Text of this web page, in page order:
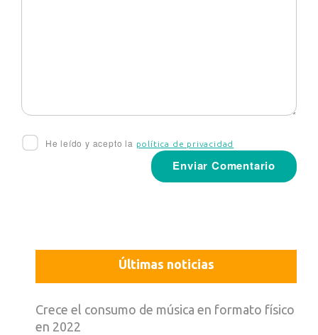
He leído y acepto la política de privacidad
Últimas noticias
Crece el consumo de música en formato físico
en 2022